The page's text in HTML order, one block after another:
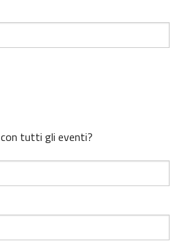
tutti gli eventi?